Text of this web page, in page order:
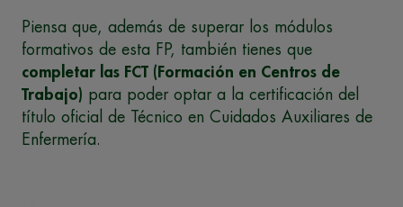
Piensa que, además de superar los módulos
formativos de esta FP, también tienes que
completar las FCT (Formación en Centros de
Trabajo) para poder optar a la certificación del
título oficial de Técnico en Cuidados Auxiliares de
Enfermería.